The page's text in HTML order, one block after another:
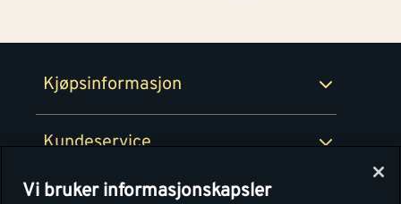
Kjøpsinformasjon
Retur- og angrerettsskjema
Kundeservice
Personvern
Vi bruker informasjonskapsler